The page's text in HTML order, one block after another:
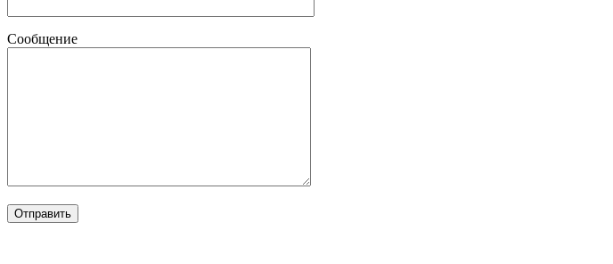
Сообщение